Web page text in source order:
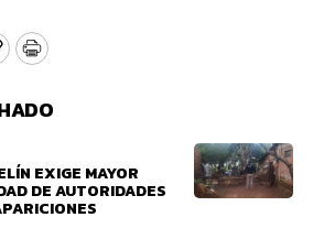
Print
EXIGE MAYOR
DE AUTORIDADES